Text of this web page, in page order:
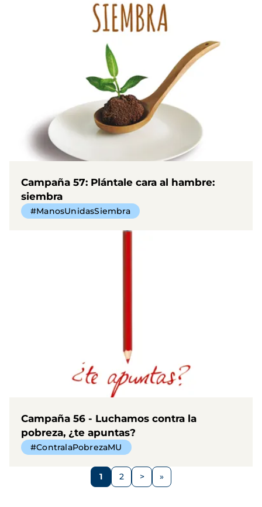
Campaña 57: Plántale cara al hambre:
siembra
#ManosUnidasSiembra
Campaña 56 - Luchamos contra la
pobreza, ¿te apuntas?
#ContralaPobrezaMU
Página
1 Página
2
Siguiente
>